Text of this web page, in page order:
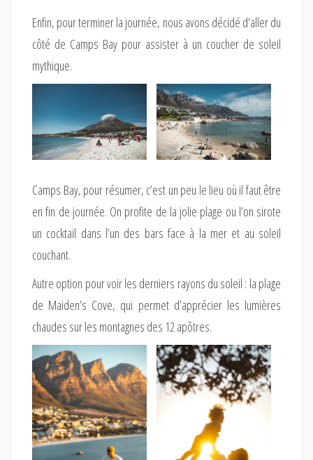
Enfin, pour terminer la journée, nous avons décidé d’aller du
côté de Camps Bay pour assister à un coucher de soleil
mythique.
Camps Bay, pour résumer, c’est un peu le lieu où il faut être
en fin de journée. On profite de la jolie plage ou l’on sirote
un cocktail dans l’un des bars face à la mer et au soleil
couchant.
Autre option pour voir les derniers rayons du soleil : la plage
de Maiden’s Cove, qui permet d’apprécier les lumières
chaudes sur les montagnes des 12 apôtres.